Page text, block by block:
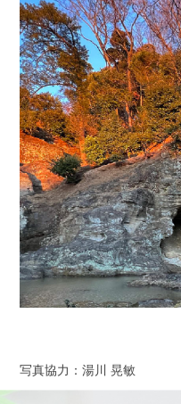
写真協力：湯川 晃敏